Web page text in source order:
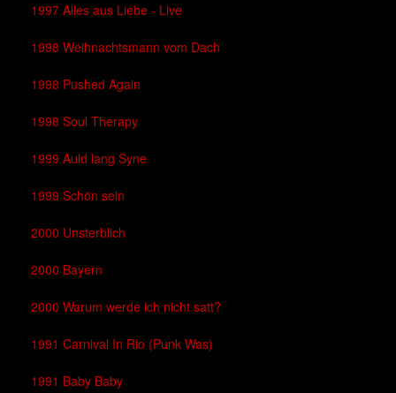
1997 Alles aus Liebe - Live
1998 Weihnachtsmann vom Dach
1998 Pushed Again
1998 Soul Therapy
1999 Auld lang Syne
1999 Schön sein
2000 Unsterblich
2000 Bayern
2000 Warum werde ich nicht satt?
1991 Carnival In Rio (Punk Was)
1991 Baby Baby